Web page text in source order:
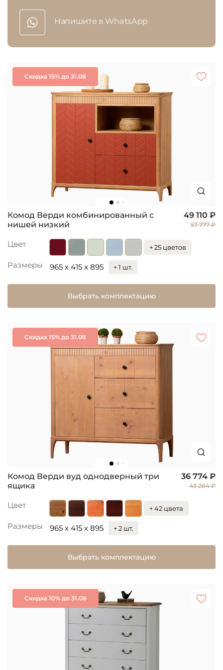
Напишите в WhatsApp
Скидка 15% до 31.08
Комод Верди комбинированный с
нишей низкий
49 110 ₽
57 777 ₽
Цвет + 25 цветов
Размеры 965 x 415 x 895 + 1 шт.
Выбрать комплектацию
Скидка 15% до 31.08
Комод Верди вуд однодверный три
ящика
36 774 ₽
43 264 ₽
Цвет + 42 цвета
Размеры 965 x 415 x 895 + 2 шт.
Выбрать комплектацию
Скидка 10% до 31.08